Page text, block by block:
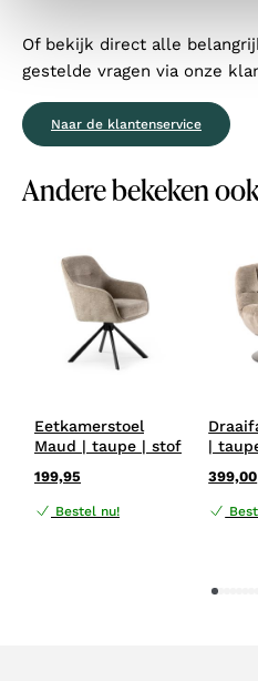
Of bekijk direct alle
gestelde vragen via onze
Naar de klantenservice
Andere bekeken
Eetkamerstoel
Maud | taupe | stof
199,95
Bestel nu!
|
399,00
1